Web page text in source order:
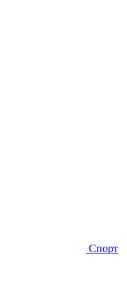
Спорт